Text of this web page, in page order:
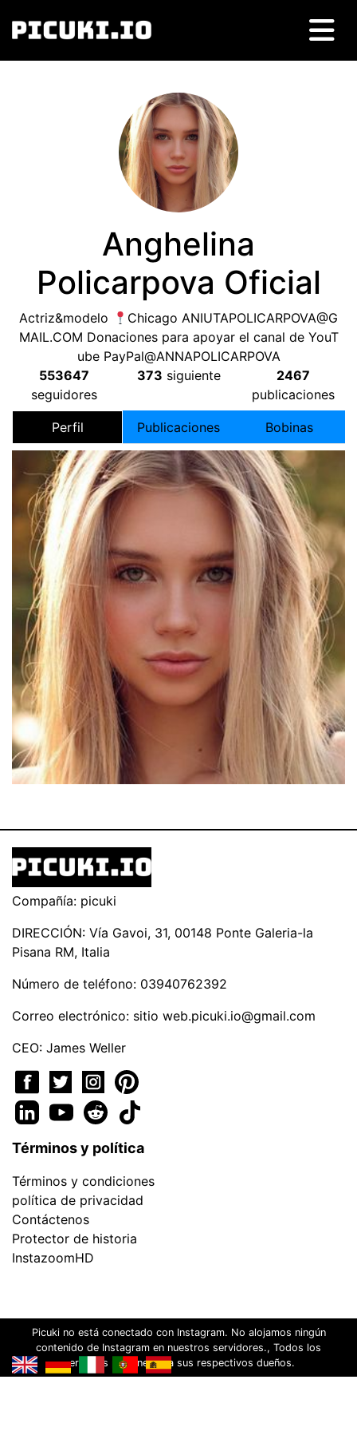
Anghelina
Policarpova Oficial
Actriz&modelo Chicago ANIUTAPOLICARPOVA@G
MAIL.COM Donaciones para apoyar el canal de YouT
ube PayPal@ANNAPOLICARPOVA
553647
seguidores
373 siguiente
2467
publicaciones
Perfil Publicaciones Bobinas
Compañía: picuki
DIRECCIÓN: Vía Gavoi, 31, 00148 Ponte Galeria-la
Pisana RM, Italia
Número de teléfono: 03940762392
Correo electrónico: sitio web.picuki.io@gmail.com
CEO: James Weller
Términos y política
Términos y condiciones
política de privacidad
Contáctenos
Protector de historia
InstazoomHD
Picuki no está conectado con Instagram. No alojamos ningún
contenido de Instagram en nuestros servidores., Todos los
derechos pertenecen a sus respectivos dueños.